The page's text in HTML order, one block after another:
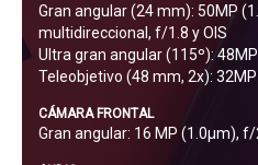
Gran angular (24 mm): 50MP
multidireccional, f/1.8 y OIS
Ultra gran angular (115º):
Teleobjetivo (48 mm, 2x):
CÁMARA FRONTAL
Gran angular: 16 MP (1.0µm), f/